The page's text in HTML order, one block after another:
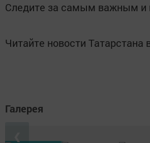
Следите за самым важным и
Читайте новости
Галерея